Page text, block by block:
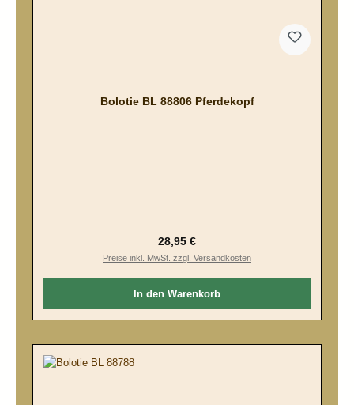
Bolotie BL 88806 Pferdekopf
Regulärer Preis:
28,95 €
Preise inkl. MwSt. zzgl. Versandkosten
In den Warenkorb